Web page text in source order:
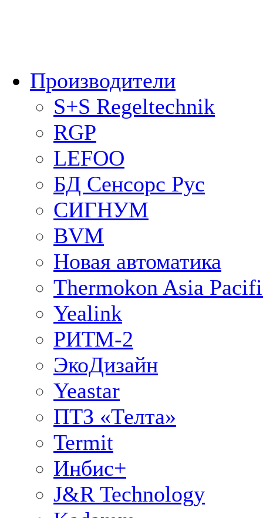
Производители
S+S Regeltechnik
RGP
LEFOO
БД Сенсорс Рус
СИГНУМ
BVM
Новая автоматика
Thermokon Asia
Yealink
РИТМ-2
ЭкоДизайн
Yeastar
ПТЗ «Телта»
Termit
Инбис+
J&R Technology